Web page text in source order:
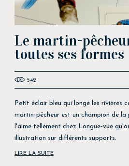
Le martin-
toutes ses formes
542
Petit éclair bleu qui longe les rivières
martin-pêcheur est un champion de la
l'aime tellement chez Longue-vue
illustration sur différents supports.
LIRE LA SUITE